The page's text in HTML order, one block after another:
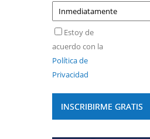
Estoy de
acuerdo con la
Política de
Privacidad